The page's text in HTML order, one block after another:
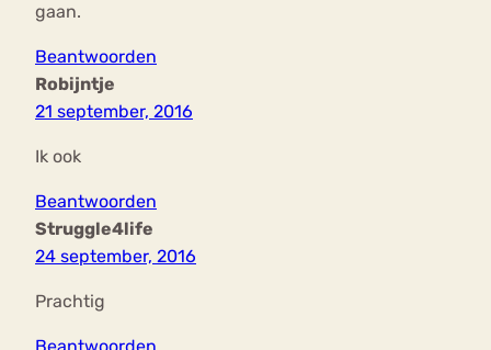
gaan.
Beantwoorden
Robijntje
21 september, 2016
Ik ook
Beantwoorden
Struggle4life
24 september, 2016
Prachtig